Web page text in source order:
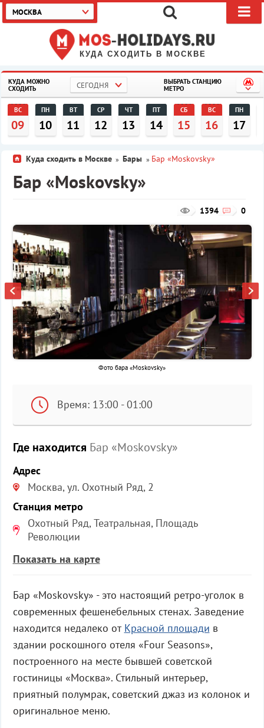
КУДА СХОДИТЬ В МОСКВЕ
МОСКВА
КУДА МОЖНО
СХОДИТЬ
СЕГОДНЯ
ВЫБРАТЬ СТАНЦИЮ
МЕТРО
ВС
09
ПН
10
ВТ
11
СР
12
ЧТ
13
ПТ
14
СБ
15
ВС
16
ПН
17
Куда сходить в Москве » Бары » Бар «Moskovsky»
Бар «Moskovsky»
0
1394
Фото бара «Moskovsky»
Время: 13:00 - 01:00
Где находится Бар «Moskovsky»
Адрес
Москва, ул. Охотный Ряд, 2
Станция метро
Охотный Ряд, Театральная, Площадь
Революции
Показать на карте
Бар «Moskovsky» - это настоящий ретро-уголок в
современных фешенебельных стенах. Заведение
находится недалеко от Красной площади в
здании роскошного отеля «Four Seasons»,
построенного на месте бывшей советской
гостиницы «Москва». Стильный интерьер,
приятный полумрак, советский джаз из колонок и
оригинальное меню.